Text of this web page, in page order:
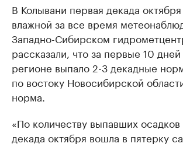
В Колывани первая декада
влажной за все время
Западно-Сибирском
рассказали, что за первые 10
регионе выпало 2-3 декадные
по востоку Новосибирской
норма.
«По количеству выпавших осадков
декада октября вошла в пятерку